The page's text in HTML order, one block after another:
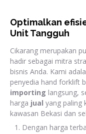
Optimalkan
Unit Tangguh
Cikarang merupakan
hadir sebagai mitra
bisnis Anda. Kami
penyedia hand forklift
importing langsung,
harga jual yang paling
kawasan Bekasi dan
Dengan harga